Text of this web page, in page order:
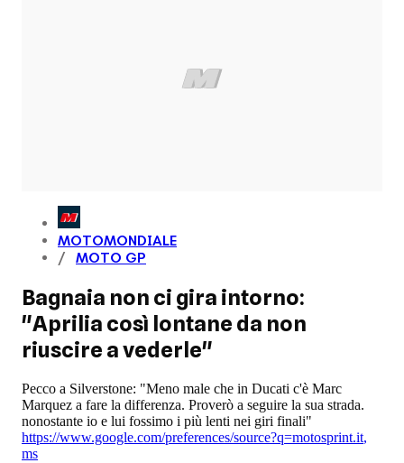
MOTOMONDIALE
MOTO GP
Bagnaia non ci gira intorno:
"Aprilia così lontane da non
riuscire a vederle"
Pecco a Silverstone: "Meno male che in Ducati c'è Marc
Marquez a fare la differenza. Proverò a seguire la sua strada.
nonostante io e lui fossimo i più lenti nei giri finali"
https://www.google.com/preferences/source?q=motosprint.it,
ms